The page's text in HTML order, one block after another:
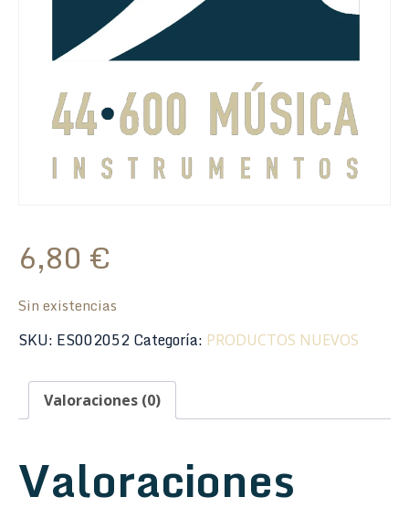
6,80 €
Sin existencias
SKU: ES002052Categoría: PRODUCTOS NUEVOS
Valoraciones (0)
Valoraciones